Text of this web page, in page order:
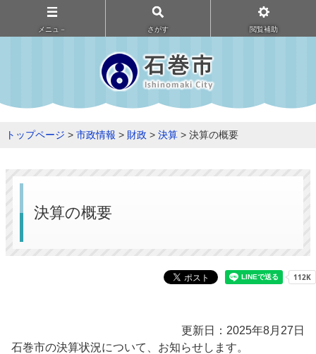
メニュ－ さがす 閲覧補助
トップページ > 市政情報 > 財政 > 決算 > 決算の概要
決算の概要
更新日：2025年8月27日
石巻市の決算状況について、お知らせします。